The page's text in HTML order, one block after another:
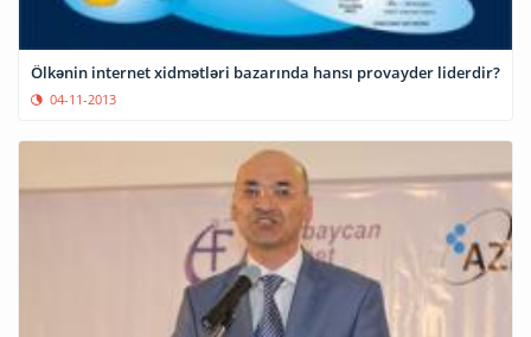
Ölkənin internet xidmətləri bazarında hansı provayder liderdir?
04-11-2013